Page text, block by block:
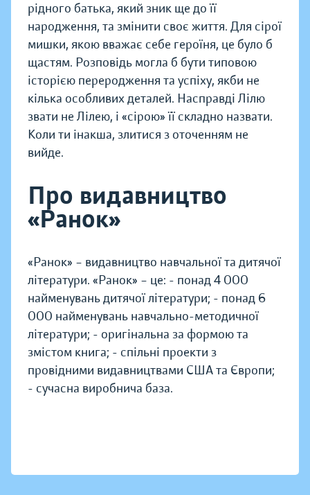
рідного батька, який зник ще до її
народження, та змінити своє життя. Для сірої
мишки, якою вважає себе героїня, це було б
щастям. Розповідь могла б бути типовою
історією переродження та успіху, якби не
кілька особливих деталей. Насправді Лілю
звати не Лілею, і «сірою» її складно назвати.
Коли ти інакша, злитися з оточенням не
вийде.
Про видавництво
«Ранок»
«Ранок» – видавництво навчальної та дитячої
літератури. «Ранок» – це: - понад 4 000
найменувань дитячої літератури; - понад 6
000 найменувань навчально-методичної
літератури; - оригінальна за формою та
змістом книга; - спільні проекти з
провідними видавництвами США та Європи;
- сучасна виробнича база.